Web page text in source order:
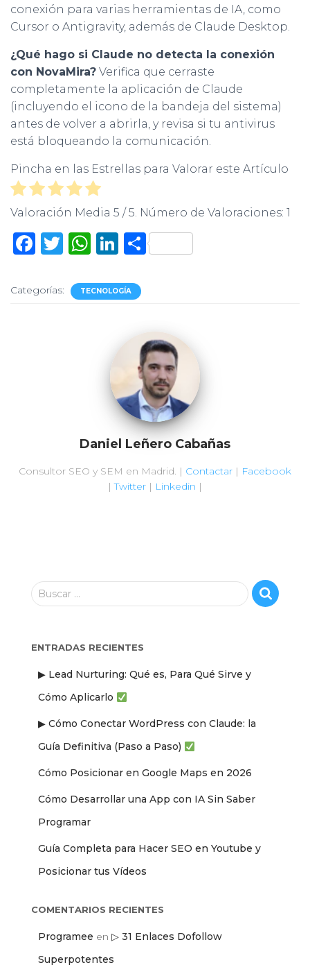
conexión para varias herramientas de IA, como
Cursor o Antigravity, además de Claude Desktop.
¿Qué hago si Claude no detecta la conexión
con NovaMira? Verifica que cerraste
completamente la aplicación de Claude
(incluyendo el icono de la bandeja del sistema)
antes de volver a abrirla, y revisa si tu antivirus
está bloqueando la comunicación.
Pincha en las Estrellas para Valorar este Artículo
Valoración Media 5 / 5. Número de Valoraciones: 1
F
c
T
it
W
at
Li
k
dI
n
C
ar
ti
r
Categorías: TECNOLOGÍA
Daniel Leñero Cabañas
Consultor SEO y SEM en Madrid. | Contactar | Facebook
|Twitter | Linkedin |
B
a
Buscar …
ENTRADAS RECIENTES
▶ Lead Nurturing: Qué es, Para Qué Sirve y
Cómo Aplicarlo
▶ Cómo Conectar WordPress con Claude: la
Guía Definitiva (Paso a Paso)
Cómo Posicionar en Google Maps en 2026
Cómo Desarrollar una App con IA Sin Saber
Programar
Guía Completa para Hacer SEO en Youtube y
Posicionar tus Vídeos
COMENTARIOS RECIENTES
Programee en ▷ 31 Enlaces Dofollow
Superpotentes